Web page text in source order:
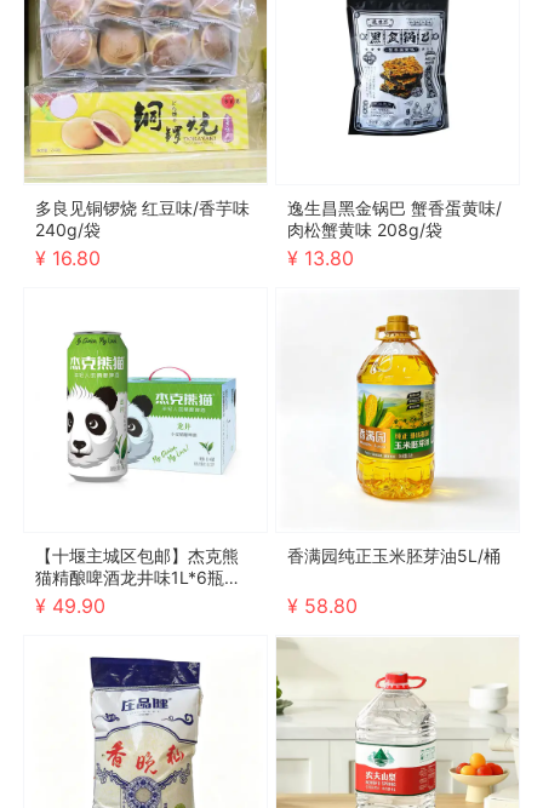
多良见铜锣烧 红豆味/香芋味
240g/袋
¥ 16.80
逸生昌黑金锅巴 蟹香蛋黄味/
肉松蟹黄味 208g/袋
¥ 13.80
【十堰主城区包邮】杰克熊
猫精酿啤酒龙井味1L*6瓶（2
026年10月4号到期，介意勿
¥ 49.90
香满园纯正玉米胚芽油5L/桶
¥ 58.80